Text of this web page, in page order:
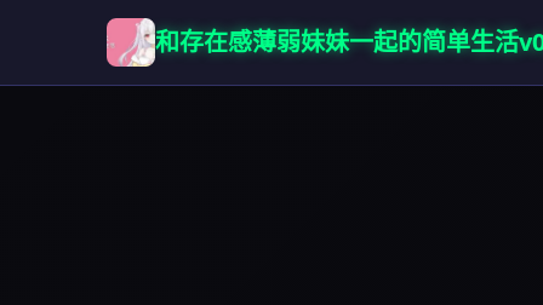
和存在感薄弱妹妹一起的简单生活